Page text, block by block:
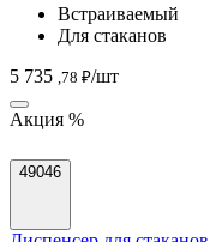
Встраиваемый
Для стаканов
5 735 ,78 ₽/шт
Акция %
49046